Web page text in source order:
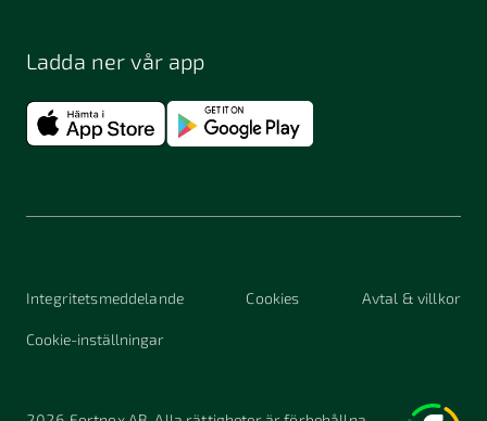
Ladda ner vår app
Integritetsmeddelande Cookies Avtal & villkor
Cookie-inställningar